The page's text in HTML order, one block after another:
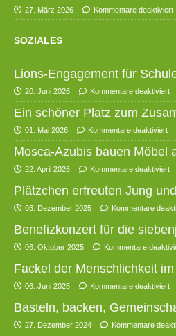
27. März 2026 Kommentare deaktiviert
SOZIALES
Lions-Engagement für
20. Juni 2026 Kommentare deaktiviert
Ein schöner Platz zum
01. Mai 2026 Kommentare deaktiviert
Mosca-Azubis bauen Möbel
22. April 2026 Kommentare deaktiviert
Plätzchen erfreuten Jung
03. Dezember 2025 Kommentare
Benefizkonzert für die
06. Oktober 2025 Kommentare
Fackel der Menschlichkeit
06. Juni 2025 Kommentare deaktiviert
Basteln, backen,
27. Dezember 2024 Kommentare